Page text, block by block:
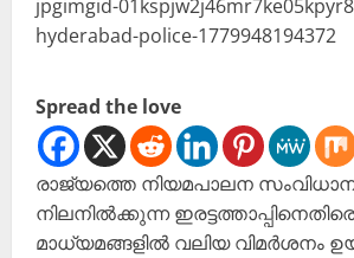
Spread the love
രാജ്യത്തെ നിയമപാലന
നിലനിൽക്കുന്ന
മാധ്യമങ്ങളിൽ വലിയ വിമർശനം